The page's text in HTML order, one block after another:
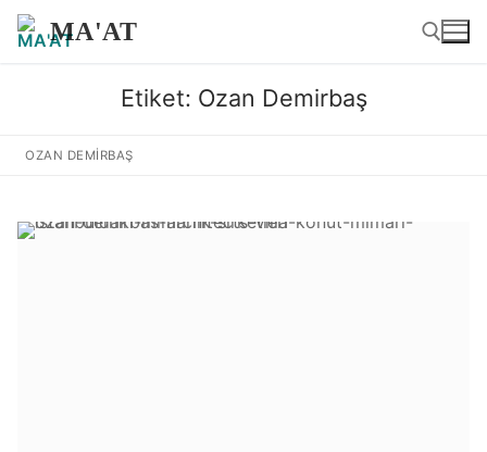
İçeriğe
atla
MA'AT
Etiket: Ozan Demirbaş
OZAN DEMIRBAŞ